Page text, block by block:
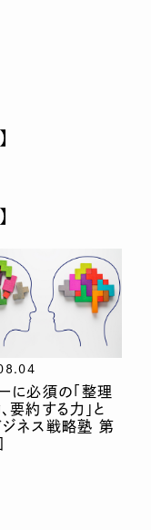
に必須の「整理
要約する力」と
ジネス戦略塾 第